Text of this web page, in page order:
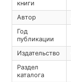
книги
Автор
Год
публикации
Издательство
Раздел
каталога